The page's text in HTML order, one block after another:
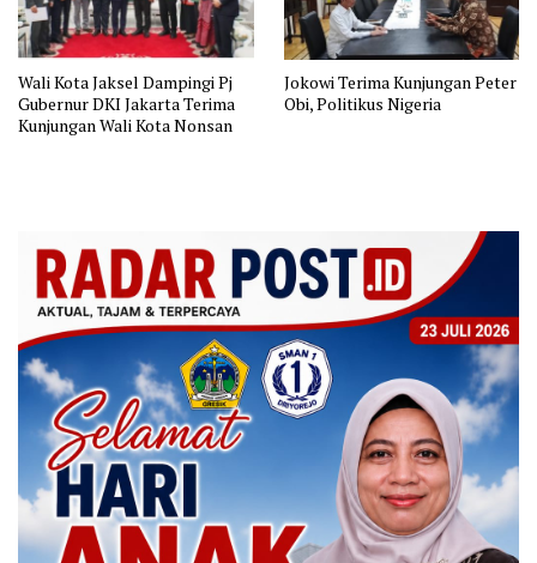
Wali Kota Jaksel Dampingi Pj
Gubernur DKI Jakarta Terima
Kunjungan Wali Kota Nonsan
Jokowi Terima Kunjungan Peter
Obi, Politikus Nigeria